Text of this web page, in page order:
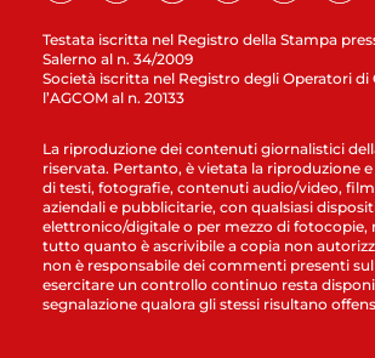
Testata iscritta nel Registro della Stampa
Salerno al n. 34/2009
Società iscritta nel Registro degli Operatori di
l’AGCOM al n. 20133
La riproduzione dei contenuti giornalistici
riservata. Pertanto, è vietata la riproduzione e
di testi, fotografie, contenuti audio/video,
aziendali e pubblicitarie, con qualsiasi
elettronico/digitale o per mezzo di fotocopie,
tutto quanto è ascrivibile a copia non
non è responsabile dei commenti presenti
esercitare un controllo continuo resta
segnalazione qualora gli stessi risultano